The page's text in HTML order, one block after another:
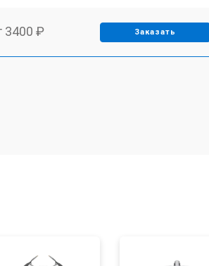
3400 ₽ Заказать